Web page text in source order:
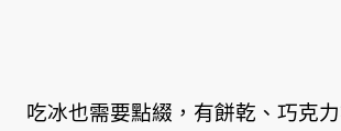
吃冰也需要點綴，有餅乾、巧克